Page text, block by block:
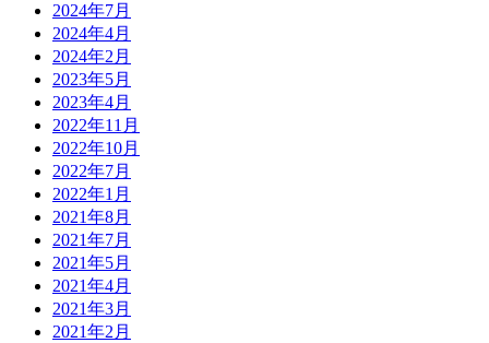
2024年7月
2024年4月
2024年2月
2023年5月
2023年4月
2022年11月
2022年10月
2022年7月
2022年1月
2021年8月
2021年7月
2021年5月
2021年4月
2021年3月
2021年2月